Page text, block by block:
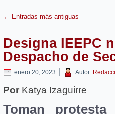
← Entradas más antiguas
Designa IEEPC
Despacho de
enero 20, 2023 | Autor:
Por Katya Izaguirre
Toman